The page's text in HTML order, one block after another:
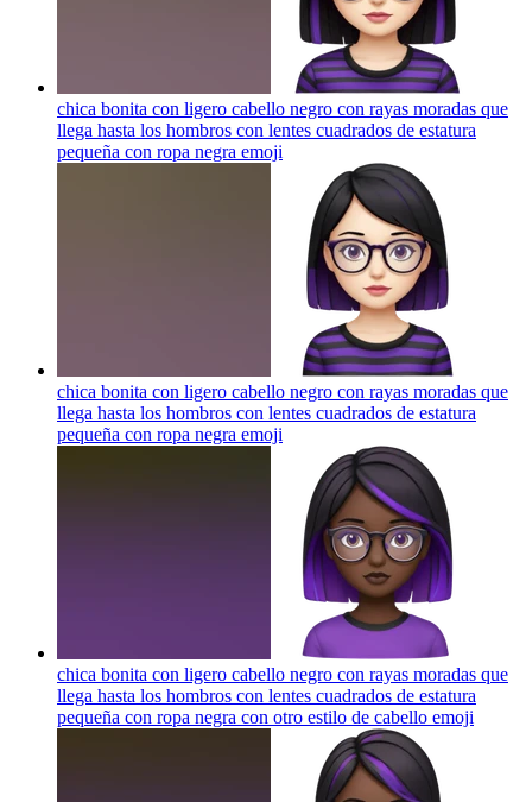
chica bonita con ligero cabello negro con rayas moradas que
llega hasta los hombros con lentes cuadrados de estatura
pequeña con ropa negra emoji
chica bonita con ligero cabello negro con rayas moradas que
llega hasta los hombros con lentes cuadrados de estatura
pequeña con ropa negra emoji
chica bonita con ligero cabello negro con rayas moradas que
llega hasta los hombros con lentes cuadrados de estatura
pequeña con ropa negra con otro estilo de cabello emoji